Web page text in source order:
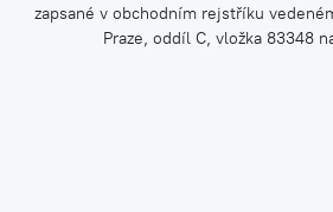
zapsané v obchodním rejstříku
Praze, oddíl C, vložka 83348